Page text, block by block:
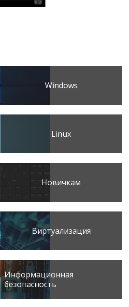
Windows
Linux
Новичкам
Виртуализация
Информационная
безопасность